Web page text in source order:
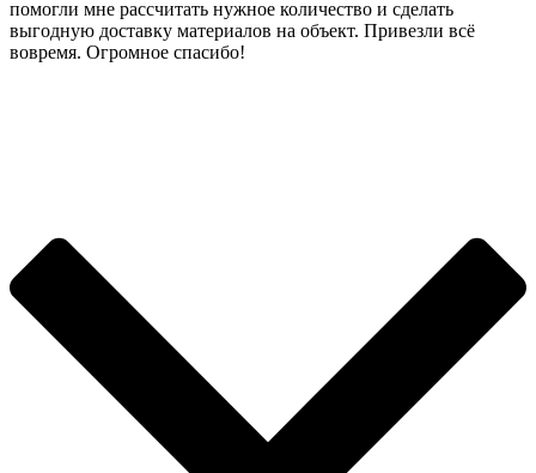
помогли мне рассчитать нужное количество и сделать
выгодную доставку материалов на объект. Привезли всё
вовремя. Огромное спасибо!